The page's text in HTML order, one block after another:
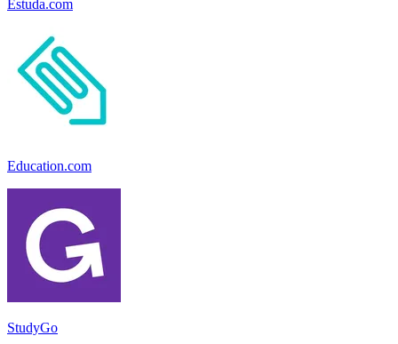
Estuda.com
Education.com
StudyGo